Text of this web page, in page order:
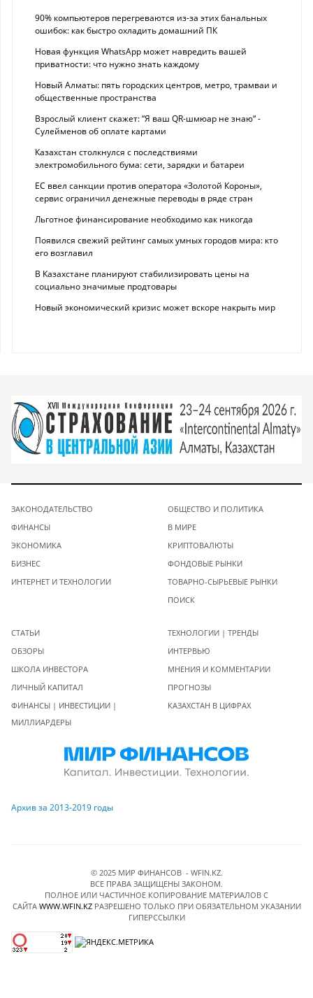
90% компьютеров перегреваются из-за этих банальных
ошибок: как быстро охладить домашний ПК
Новая функция WhatsApp может навредить вашей
приватности: что нужно знать каждому
Новый Алматы: пять городских центров, метро, трамваи и
общественные пространства
Взрослый клиент скажет: “Я ваш QR-шмюар не знаю“ -
Сулейменов об оплате картами
Казахстан столкнулся с последствиями
электромобильного бума: сети, зарядки и батареи
ЕС ввел санкции против оператора «Золотой Короны»,
сервис ограничил денежные переводы в ряде стран
Льготное финансирование необходимо как никогда
Появился свежий рейтинг самых умных городов мира: кто
его возглавил
В Казахстане планируют стабилизировать цены на
социально значимые продтовары
Новый экономический кризис может вскоре накрыть мир
ЗАКОНОДАТЕЛЬСТВО
ФИНАНСЫ
ЭКОНОМИКА
БИЗНЕС
ИНТЕРНЕТ И ТЕХНОЛОГИИ
ОБЩЕСТВО И ПОЛИТИКА
В МИРЕ
КРИПТОВАЛЮТЫ
ФОНДОВЫЕ РЫНКИ
ТОВАРНО-СЫРЬЕВЫЕ РЫНКИ
ПОИСК
СТАТЬИ
ОБЗОРЫ
ШКОЛА ИНВЕСТОРА
ЛИЧНЫЙ КАПИТАЛ
ФИНАНСЫ | ИНВЕСТИЦИИ |
МИЛЛИАРДЕРЫ
ТЕХНОЛОГИИ | ТРЕНДЫ
ИНТЕРВЬЮ
МНЕНИЯ И КОММЕНТАРИИ
ПРОГНОЗЫ
КАЗАХСТАН В ЦИФРАХ
Архив за 2013-2019 годы
© 2025 МИР ФИНАНСОВ - WFIN.KZ.
ВСЕ ПРАВА ЗАЩИЩЕНЫ ЗАКОНОМ.
ПОЛНОЕ ИЛИ ЧАСТИЧНОЕ КОПИРОВАНИЕ МАТЕРИАЛОВ C
САЙТА WWW.WFIN.KZРАЗРЕШЕНО ТОЛЬКО ПРИ ОБЯЗАТЕЛЬНОМ УКАЗАНИИ
ГИПЕРССЫЛКИ